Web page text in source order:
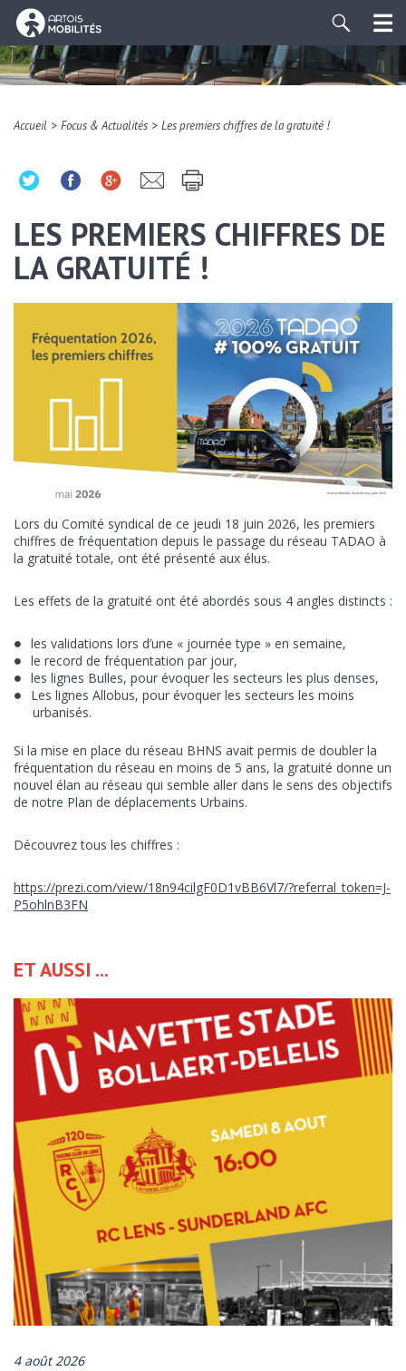
Accueil > Focus & Actualités > Les premiers chiffres de la gratuité !
LES PREMIERS CHIFFRES DE
LA GRATUITÉ !
Lors du Comité syndical de ce jeudi 18 juin 2026, les premiers
chiffres de fréquentation depuis le passage du réseau TADAO à
la gratuité totale, ont été présenté aux élus.
Les effets de la gratuité ont été abordés sous 4 angles distincts :
les validations lors d’une « journée type » en semaine,
le record de fréquentation par jour,
les lignes Bulles, pour évoquer les secteurs les plus denses,
Les lignes Allobus, pour évoquer les secteurs les moins
urbanisés.
Si la mise en place du réseau BHNS avait permis de doubler la
fréquentation du réseau en moins de 5 ans, la gratuité donne un
nouvel élan au réseau qui semble aller dans le sens des objectifs
de notre Plan de déplacements Urbains.
Découvrez tous les chiffres :
https://prezi.com/view/18n94cilgF0D1vBB6Vl7/?referral_token=J-
P5ohlnB3FN
ENVOYER CE CONTENU PAR EMAIL :
https://www.artois-mobilites.fr/les-premiers-chiffres-de-la-
gratuite/
ET AUSSI ...
4 août 2026